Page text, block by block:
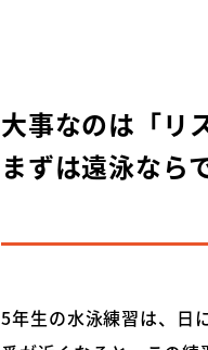
大事なのは「リ
まずは遠泳なら
5年生の水泳練習は、日